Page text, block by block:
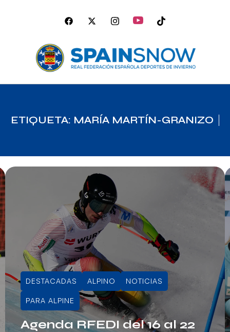
ETIQUETA: MARÍA MARTÍN-GRANIZO
DESTACADAS ALPINO NOTICIAS
PARA ALPINE
Agenda RFEDI del 16 al 22